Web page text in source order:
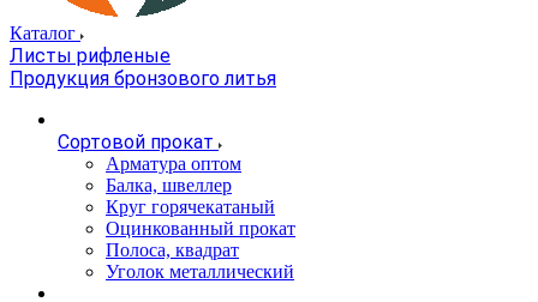
Каталог
Листы рифленые
Продукция бронзового литья
Сортовой прокат
Арматура оптом
Балка, швеллер
Круг горячекатаный
Оцинкованный прокат
Полоса, квадрат
Уголок металлический